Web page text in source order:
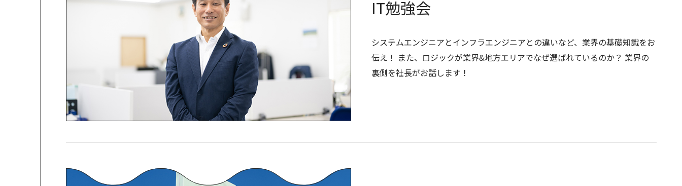
IT勉強会
システムエンジニアとインフラエンジニアとの違いなど、業界の基礎知識をお
伝え！ また、ロジックが業界&地方エリアでなぜ選ばれているのか？ 業界の
裏側を社長がお話します！